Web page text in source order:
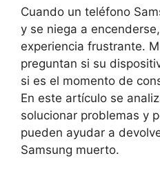
Cuando un teléfono
y se niega a
experiencia frustrante.
preguntan si su
si es el momento de
En este artículo se
solucionar problemas y
pueden ayudar a
Samsung muerto.